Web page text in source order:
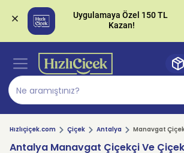
Uygulamaya Özel 150 TL
Hızlıçiçek.com Çiçek Antalya Manavgat
Antalya Manavgat Çiçekçi Ve